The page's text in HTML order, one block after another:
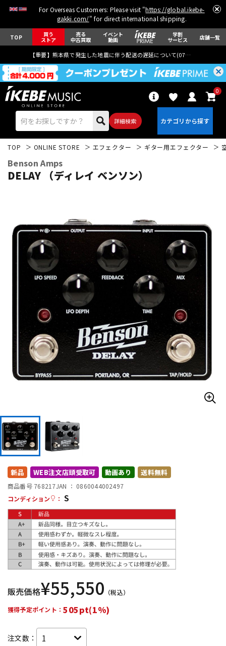
For Overseas Customers: Please visit "https://global.ikebe-
gakki.com/" for direct international shipping.
TOP 買う
ストア
売る
中古買取
イベント
動画
学割
サービス 店舗一覧
【重要】熊本県で発生した地震に伴う配送の遅延について(07月29日
詳細検索
0
ベース ウクレレ
ドラム パーカッション
キーボード 電子ピアノ
管楽器 その他楽器
DJ機器
配信/ライブ機器
中古
TOP ONLINE STORE エフェクター ギター用エフェクター
Benson Amps
DELAY （ディレイ ベンソン）
新品 WEB注文店頭受取可 動画あり 送料無料
商品番号 768217JAN ： 0860044002497
コンディション
： S
販売価格¥55,550 （税込）
獲得予定ポイント： 505pt(1%)
注文数：